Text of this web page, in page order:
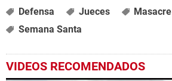
Defensa Jueces
Masacre
Semana Santa
VIDEOS RECOMENDADOS